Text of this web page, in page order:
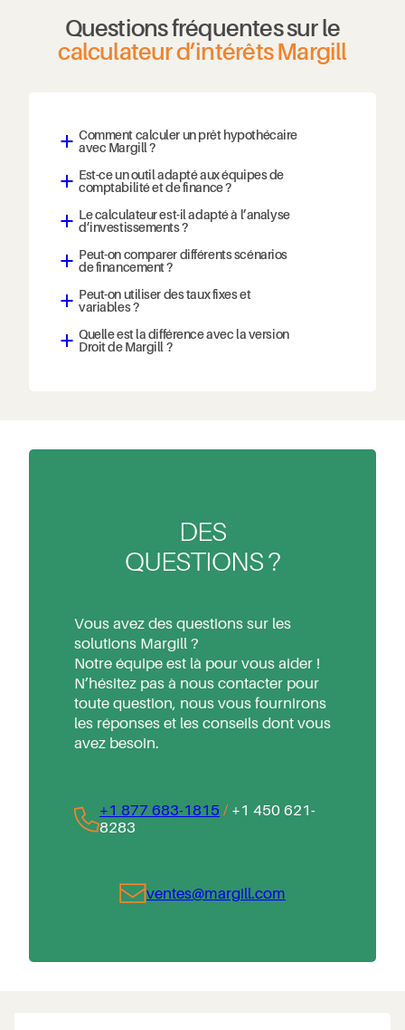
Questions fréquentes sur le
calculateur d’intérêts Margill
a Comment calculer un prêt hypothécaire
avec Margill ?
a Est-ce un outil adapté aux équipes de
comptabilité et de finance ?
a Le calculateur est-il adapté à l’analyse
d’investissements ?
a Peut-on comparer différents scénarios
de financement ?
a Peut-on utiliser des taux fixes et
variables ?
a Quelle est la différence avec la version
Droit de Margill ?
DES
QUESTIONS ?
Vous avez des questions sur les
solutions Margill ?
Notre équipe est là pour vous aider !
N’hésitez pas à nous contacter pour
toute question, nous vous fournirons
les réponses et les conseils dont vous
avez besoin.
+1 877 683-1815 / +1 450 621-
8283
ventes@margill.com